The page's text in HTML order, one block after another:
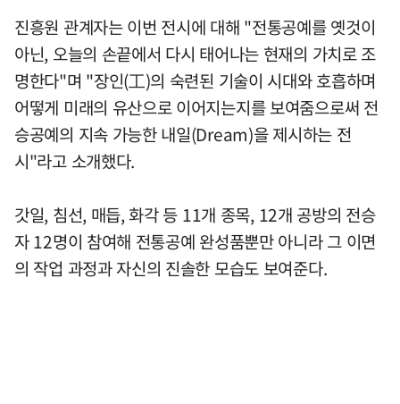
진흥원 관계자는 이번 전시에 대해 "전통공예를 옛것이
아닌, 오늘의 손끝에서 다시 태어나는 현재의 가치로 조
명한다"며 "장인(工)의 숙련된 기술이 시대와 호흡하며
어떻게 미래의 유산으로 이어지는지를 보여줌으로써 전
승공예의 지속 가능한 내일(Dream)을 제시하는 전
시"라고 소개했다.
갓일, 침선, 매듭, 화각 등 11개 종목, 12개 공방의 전승
자 12명이 참여해 전통공예 완성품뿐만 아니라 그 이면
의 작업 과정과 자신의 진솔한 모습도 보여준다.